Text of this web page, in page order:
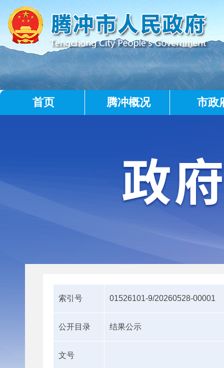
首页 腾冲概况 市政
索引号 01526101-9/20260528-00001
公开目录 结果公示
文号